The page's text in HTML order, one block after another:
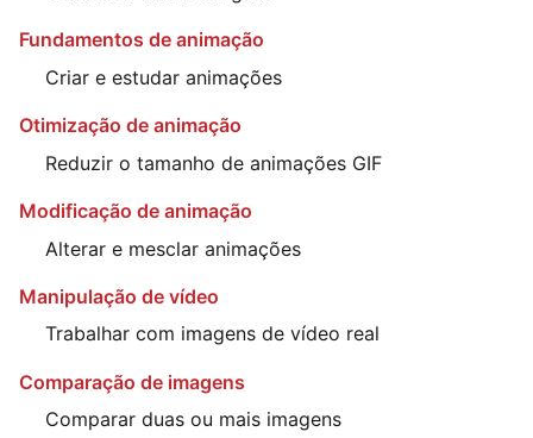
Fundamentos de animação
Criar e estudar animações
Otimização de animação
Reduzir o tamanho de animações GIF
Modificação de animação
Alterar e mesclar animações
Manipulação de vídeo
Trabalhar com imagens de vídeo real
Comparação de imagens
Comparar duas ou mais imagens